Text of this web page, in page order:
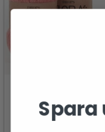
DROPS FLORA
Spara